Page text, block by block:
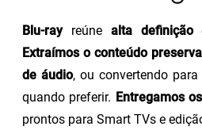
Blu-rayreúne alta definição
Extraímos o conteúdo
de áudio, ou convertendo
quando preferir. Entregamos
prontos para Smart TVs e